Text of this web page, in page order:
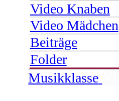
Video Knaben
Video Mädchen
Beiträge
Folder
Musikklasse